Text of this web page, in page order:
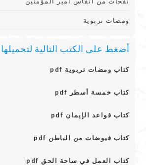
ومضات تربوية
أضغط على الكتب التالية لتحميلها pdf:
كتاب ومضات تربوية pdf
كتاب خمسة أسطر pdf
كتاب قواعد الإيمان pdf
كتاب فيوضات من الباطن pdf
كتاب العمل في ساحة الحق pdf